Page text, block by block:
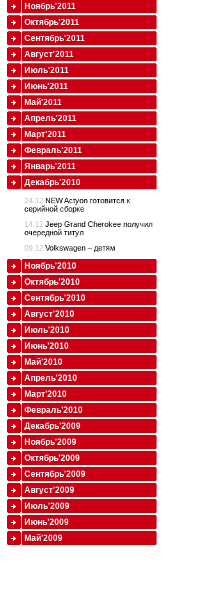
Ноябрь'2011
Октябрь'2011
Сентябрь'2011
Август'2011
Июль'2011
Июнь'2011
Май'2011
Апрель'2011
Март'2011
Февраль'2011
Январь'2011
Декабрь'2010
24.12 NEW Actyon готовится к
серийной сборке
14.12 Jeep Grand Cherokee получил
очередной титул
09.12 Volkswagen – детям
Ноябрь'2010
Октябрь'2010
Сентябрь'2010
Август'2010
Июль'2010
Июнь'2010
Май'2010
Апрель'2010
Март'2010
Февраль'2010
Декабрь'2009
Ноябрь'2009
Октябрь'2009
Сентябрь'2009
Август'2009
Июль'2009
Июнь'2009
Май'2009